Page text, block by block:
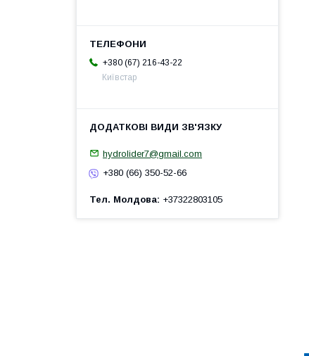
+380 (67) 216-43-22
Київстар
hydrolider7@gmail.com
+380 (66) 350-52-66
Тел. Молдова +37322803105